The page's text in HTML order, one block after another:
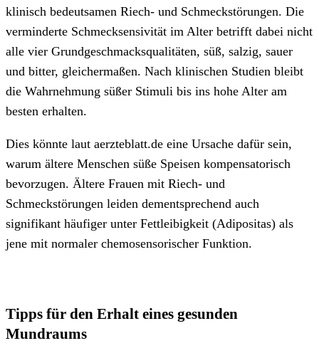
klinisch bedeutsamen Riech- und Schmeckstörungen. Die
verminderte Schmecksensivität im Alter betrifft dabei nicht
alle vier Grundgeschmacksqualitäten, süß, salzig, sauer
und bitter, gleichermaßen. Nach klinischen Studien bleibt
die Wahrnehmung süßer Stimuli bis ins hohe Alter am
besten erhalten.
Dies könnte laut aerzteblatt.de eine Ursache dafür sein,
warum ältere Menschen süße Speisen kompensatorisch
bevorzugen. Ältere Frauen mit Riech- und
Schmeckstörungen leiden dementsprechend auch
signifikant häufiger unter Fettleibigkeit (Adipositas) als
jene mit normaler chemosensorischer Funktion.
Tipps für den Erhalt eines gesunden
Mundraums